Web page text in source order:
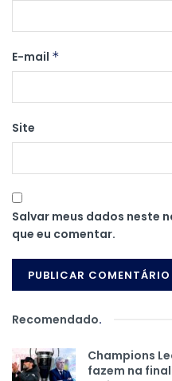
E-mail *
Site
Salvar meus dados neste
que eu comentar.
Recomendado.
Champions
fazem na